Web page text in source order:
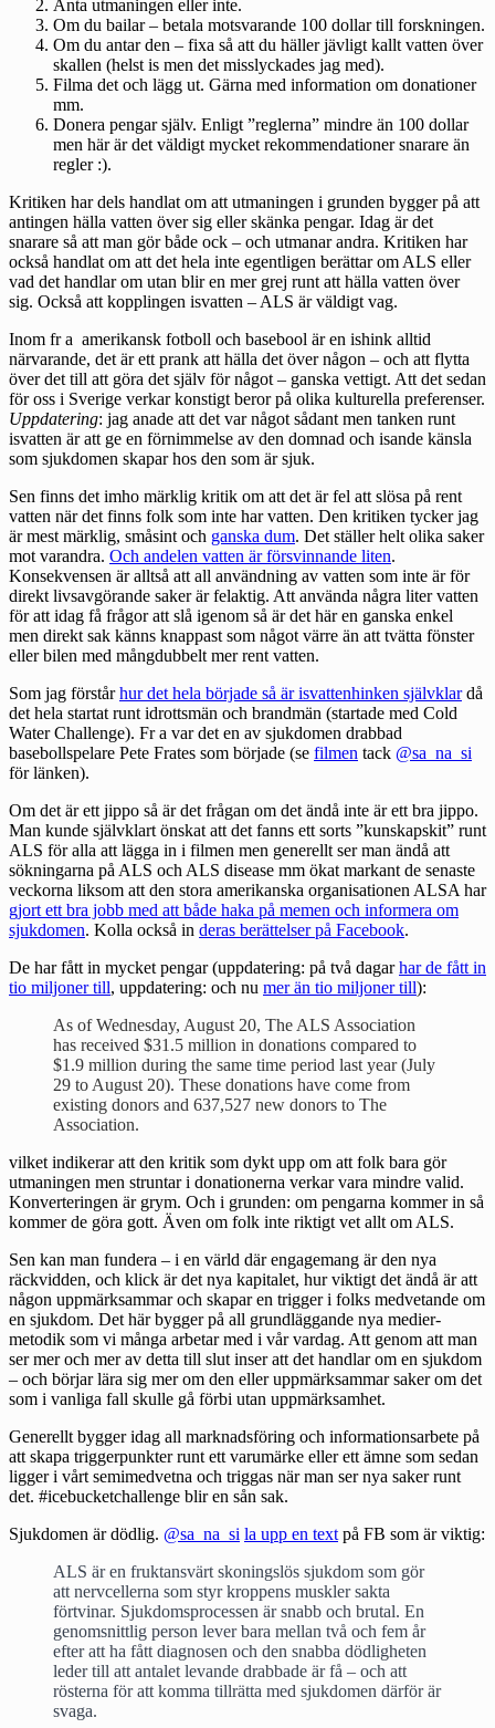
Anta utmaningen eller inte.
Om du bailar – betala motsvarande 100 dollar till forskningen.
Om du antar den – fixa så att du häller jävligt kallt vatten över
skallen (helst is men det misslyckades jag med).
Filma det och lägg ut. Gärna med information om donationer
mm.
Donera pengar själv. Enligt ”reglerna” mindre än 100 dollar
men här är det väldigt mycket rekommendationer snarare än
regler :).
Kritiken har dels handlat om att utmaningen i grunden bygger på att
antingen hälla vatten över sig eller skänka pengar. Idag är det
snarare så att man gör både ock – och utmanar andra. Kritiken har
också handlat om att det hela inte egentligen berättar om ALS eller
vad det handlar om utan blir en mer grej runt att hälla vatten över
sig. Också att kopplingen isvatten – ALS är väldigt vag.
Inom fr a amerikansk fotboll och basebool är en ishink alltid
närvarande, det är ett prank att hälla det över någon – och att flytta
över det till att göra det själv för något – ganska vettigt. Att det sedan
för oss i Sverige verkar konstigt beror på olika kulturella preferenser.
Uppdatering: jag anade att det var något sådant men tanken runt
isvatten är att ge en förnimmelse av den domnad och isande känsla
som sjukdomen skapar hos den som är sjuk.
Sen finns det imho märklig kritik om att det är fel att slösa på rent
vatten när det finns folk som inte har vatten. Den kritiken tycker jag
är mest märklig, småsint och ganska dum. Det ställer helt olika saker
mot varandra. Och andelen vatten är försvinnande liten.
Konsekvensen är alltså att all användning av vatten som inte är för
direkt livsavgörande saker är felaktig. Att använda några liter vatten
för att idag få frågor att slå igenom så är det här en ganska enkel
men direkt sak känns knappast som något värre än att tvätta fönster
eller bilen med mångdubbelt mer rent vatten.
Som jag förstårhur det hela började så är isvattenhinken självklardå
det hela startat runt idrottsmän och brandmän (startade med Cold
Water Challenge). Fr a var det en av sjukdomen drabbad
basebollspelare Pete Frates som började (se filmen tack @sa_na_si
för länken).
Om det är ett jippo så är det frågan om det ändå inte är ett bra jippo.
Man kunde självklart önskat att det fanns ett sorts ”kunskapskit” runt
ALS för alla att lägga in i filmen men generellt ser man ändå att
sökningarna på ALS och ALS disease mm ökat markant de senaste
veckorna liksom att den stora amerikanska organisationen ALSA har
gjort ett bra jobb med att både haka på memen och informera om
sjukdomen. Kolla också in deras berättelser på Facebook.
De har fått in mycket pengar (uppdatering: på två dagarhar de fått in
tio miljoner till, uppdatering: och nu mer än tio miljoner till):
As of Wednesday, August 20, The ALS Association
has received $31.5 million in donations compared to
$1.9 million during the same time period last year (July
29 to August 20). These donations have come from
existing donors and 637,527 new donors to The
Association.
vilket indikerar att den kritik som dykt upp om att folk bara gör
utmaningen men struntar i donationerna verkar vara mindre valid.
Konverteringen är grym. Och i grunden: om pengarna kommer in så
kommer de göra gott. Även om folk inte riktigt vet allt om ALS.
Sen kan man fundera – i en värld där engagemang är den nya
räckvidden, och klick är det nya kapitalet, hur viktigt det ändå är att
någon uppmärksammar och skapar en trigger i folks medvetande om
en sjukdom. Det här bygger på all grundläggande nya medier-
metodik som vi många arbetar med i vår vardag. Att genom att man
ser mer och mer av detta till slut inser att det handlar om en sjukdom
– och börjar lära sig mer om den eller uppmärksammar saker om det
som i vanliga fall skulle gå förbi utan uppmärksamhet.
Generellt bygger idag all marknadsföring och informationsarbete på
att skapa triggerpunkter runt ett varumärke eller ett ämne som sedan
ligger i vårt semimedvetna och triggas när man ser nya saker runt
det. #icebucketchallenge blir en sån sak.
Sjukdomen är dödlig. @sa_na_si la upp en textpå FB som är viktig:
ALS är en fruktansvärt skoningslös sjukdom som gör
att nervcellerna som styr kroppens muskler sakta
förtvinar. Sjukdomsprocessen är snabb och brutal. En
genomsnittlig person lever bara mellan två och fem år
efter att ha fått diagnosen och den snabba dödligheten
leder till att antalet levande drabbade är få – och att
rösterna för att komma tillrätta med sjukdomen därför är
svaga.